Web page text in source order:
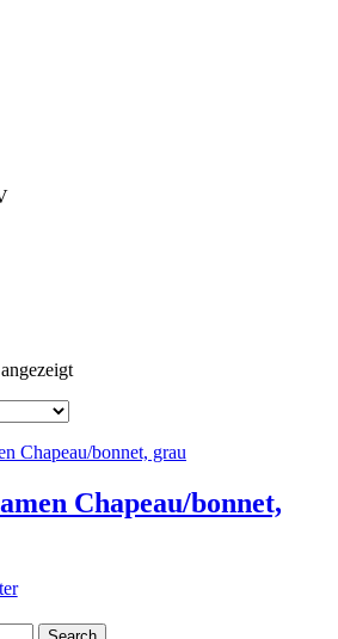
Chapeau/bonnet,